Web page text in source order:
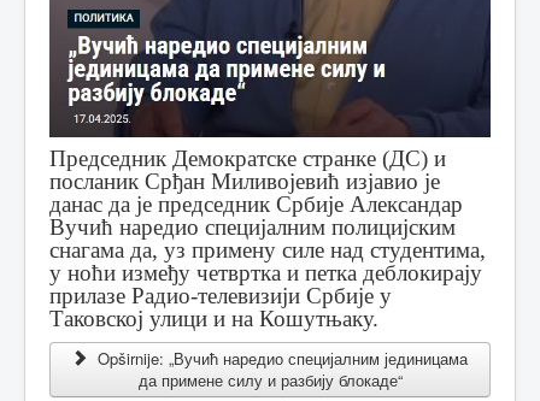
Председник Демократске странке (ДС) и
посланик Срђан Миливојевић изјавио је
данас да је председник Србије Александар
Вучић наредио специјалним полицијским
снагама да, уз примену силе над студентима,
у ноћи између четвртка и петка деблокирају
прилазе Радио-телевизији Србије у
Таковској улици и на Кошутњаку.
Opširnije: „Вучић наредио специјалним јединицама
да примене силу и разбију блокаде“